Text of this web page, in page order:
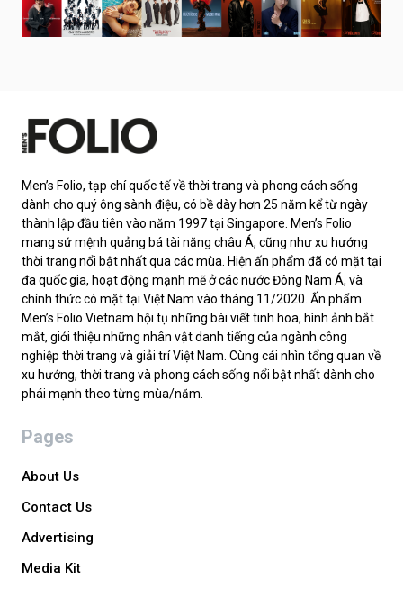
Men’s Folio, tạp chí quốc tế về thời trang và phong cách sống
dành cho quý ông sành điệu, có bề dày hơn 25 năm kể từ ngày
thành lập đầu tiên vào năm 1997 tại Singapore. Men’s Folio
mang sứ mệnh quảng bá tài năng châu Á, cũng như xu hướng
thời trang nổi bật nhất qua các mùa. Hiện ấn phẩm đã có mặt tại
đa quốc gia, hoạt động mạnh mẽ ở các nước Đông Nam Á, và
chính thức có mặt tại Việt Nam vào tháng 11/2020. Ấn phẩm
Men’s Folio Vietnam hội tụ những bài viết tinh hoa, hình ảnh bắt
mắt, giới thiệu những nhân vật danh tiếng của ngành công
nghiệp thời trang và giải trí Việt Nam. Cùng cái nhìn tổng quan về
xu hướng, thời trang và phong cách sống nổi bật nhất dành cho
phái mạnh theo từng mùa/năm.
Pages
About Us
Contact Us
Advertising
Media Kit